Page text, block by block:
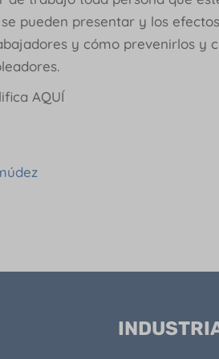
pueden presentar y los
y cómo prevenirlos y
AQUÍ